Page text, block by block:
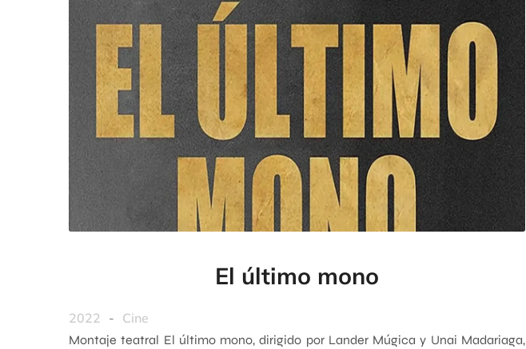
El último mono
2022 - Cine
Montaje teatral El último mono, dirigido por Lander Múgica y Unai Madariaga,